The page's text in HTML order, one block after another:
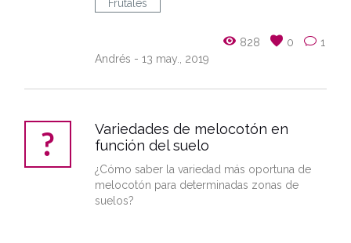
Frutales
828 0
1
Andrés - 13 may., 2019
Variedades de melocotón en
función del suelo
¿Cómo saber la variedad más oportuna de
melocotón para determinadas zonas de
suelos?